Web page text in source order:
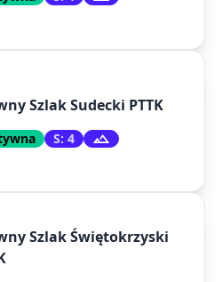
Szlak Sudecki PTTK
S: 4
Szlak Świętokrzyski